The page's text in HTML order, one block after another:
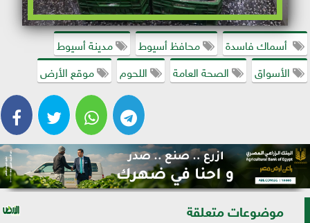
أسماك فاسدة محافظ أسيوط
مدينة أسيوط
الأسواق
الصحة العامة اللحوم موقع الأرض
موضوعات متعلقة